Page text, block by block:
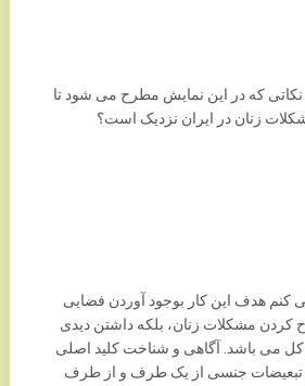
که در این نمایش مطرح می شود تا
زنان در ایران نزدیک است؟
کنم هدف این کار بوجود آوردن فضایی
کردن مشکلات زنان، بلکه داشتن دیدی
کل می باشد. آگاهی و شناخت کلید اصلی
تبعیضات جنسی از یک طرف و از طرف